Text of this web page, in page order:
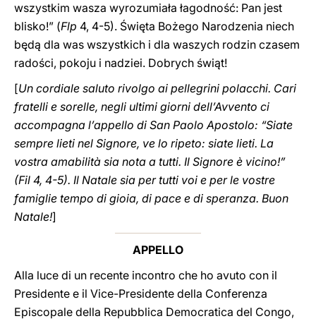
wszystkim wasza wyrozumiała łagodność: Pan jest
blisko!” (Flp 4, 4-5). Święta Bożego Narodzenia niech
będą dla was wszystkich i dla waszych rodzin czasem
radości, pokoju i nadziei. Dobrych świąt!
[Un cordiale saluto rivolgo ai pellegrini polacchi. Cari
fratelli e sorelle, negli ultimi giorni dell’Avvento ci
accompagna l’appello di San Paolo Apostolo: “Siate
sempre lieti nel Signore, ve lo ripeto: siate lieti. La
vostra amabilità sia nota a tutti. Il Signore è vicino!”
(Fil 4, 4-5). Il Natale sia per tutti voi e per le vostre
famiglie tempo di gioia, di pace e di speranza. Buon
Natale!]
APPELLO
Alla luce di un recente incontro che ho avuto con il
Presidente e il Vice-Presidente della Conferenza
Episcopale della Repubblica Democratica del Congo,